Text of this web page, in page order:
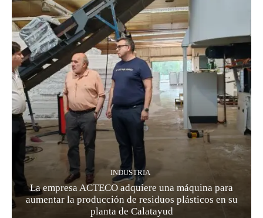
INDUSTRIA
La empresa ACTECO adquiere una máquina para
aumentar la producción de residuos plásticos en su
planta de Calatayud